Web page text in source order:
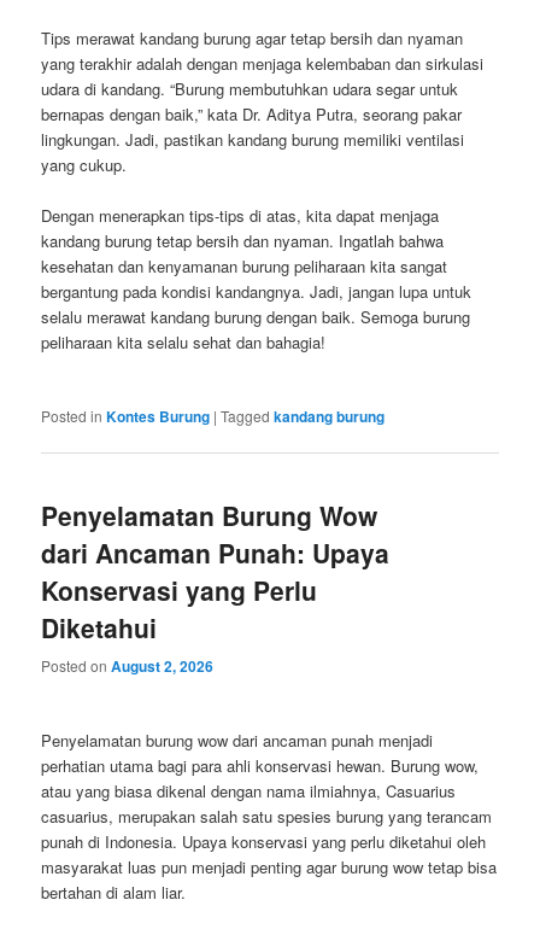
Tips merawat kandang burung agar tetap bersih dan nyaman
yang terakhir adalah dengan menjaga kelembaban dan sirkulasi
udara di kandang. “Burung membutuhkan udara segar untuk
bernapas dengan baik,” kata Dr. Aditya Putra, seorang pakar
lingkungan. Jadi, pastikan kandang burung memiliki ventilasi
yang cukup.
Dengan menerapkan tips-tips di atas, kita dapat menjaga
kandang burung tetap bersih dan nyaman. Ingatlah bahwa
kesehatan dan kenyamanan burung peliharaan kita sangat
bergantung pada kondisi kandangnya. Jadi, jangan lupa untuk
selalu merawat kandang burung dengan baik. Semoga burung
peliharaan kita selalu sehat dan bahagia!
Posted in Kontes Burung |Tagged kandang burung
Penyelamatan Burung Wow
dari Ancaman Punah: Upaya
Konservasi yang Perlu
Diketahui
Posted onAugust 2, 2026
Penyelamatan burung wow dari ancaman punah menjadi
perhatian utama bagi para ahli konservasi hewan. Burung wow,
atau yang biasa dikenal dengan nama ilmiahnya, Casuarius
casuarius, merupakan salah satu spesies burung yang terancam
punah di Indonesia. Upaya konservasi yang perlu diketahui oleh
masyarakat luas pun menjadi penting agar burung wow tetap bisa
bertahan di alam liar.